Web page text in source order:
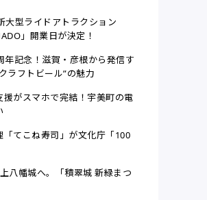
大型ライドアトラクション
」開業日が決定！
年記念！滋賀・彦根から発信す
ラフトビール”の魅力
援がスマホで完結！宇美町の電
てこね寿司」が文化庁「100
八幡城へ。「積翠城 新緑まつ